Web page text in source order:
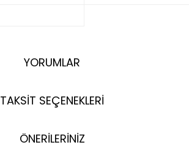
YORUMLAR
TAKSİT SEÇENEKLERİ
ÖNERİLERİNİZ